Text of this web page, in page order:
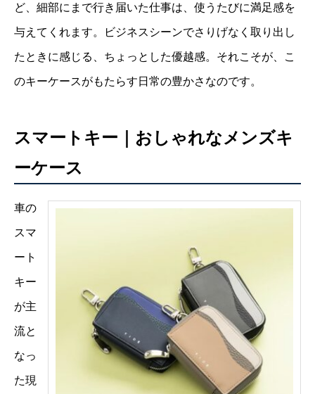
ど、細部にまで行き届いた仕事は、使うたびに満足感を
与えてくれます。ビジネスシーンでさりげなく取り出し
たときに感じる、ちょっとした優越感。それこそが、こ
のキーケースがもたらす日常の豊かさなのです。
スマートキー｜おしゃれなメンズキ
ーケース
車の
スマ
ート
キー
が主
流と
なっ
た現